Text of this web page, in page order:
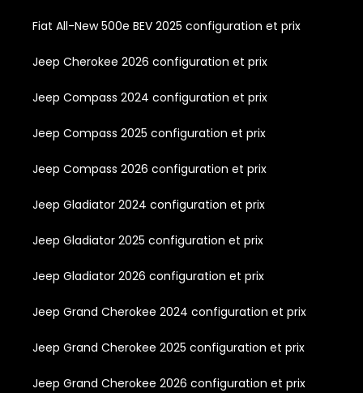
Fiat All-New 500e BEV 2025 configuration et prix
Jeep Cherokee 2026 configuration et prix
Jeep Compass 2024 configuration et prix
Jeep Compass 2025 configuration et prix
Jeep Compass 2026 configuration et prix
Jeep Gladiator 2024 configuration et prix
Jeep Gladiator 2025 configuration et prix
Jeep Gladiator 2026 configuration et prix
Jeep Grand Cherokee 2024 configuration et prix
Jeep Grand Cherokee 2025 configuration et prix
Jeep Grand Cherokee 2026 configuration et prix